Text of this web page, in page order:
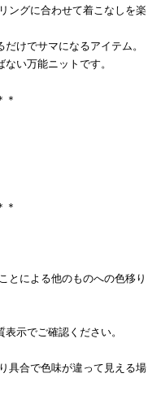
ングに合わせて着こなしを楽
けでサマになるアイテム。
い万能ニットです。
＊
＊
とによる他のものへの色移り
示でご確認ください。
具合で色味が違って見える場